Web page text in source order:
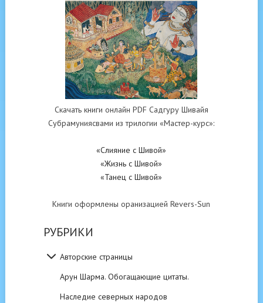
Скачать книги онлайн PDF Садгуру Шивайя
Субрамуниясвами из трилогии «Мастер-курс»:
«Слияние с Шивой»
«Жизнь с Шивой»
«Танец с Шивой»
Книги оформлены оранизацией Revers-Sun
РУБРИКИ
Авторские страницы
Арун Шарма. Обогащающие цитаты.
Наследие северных народов